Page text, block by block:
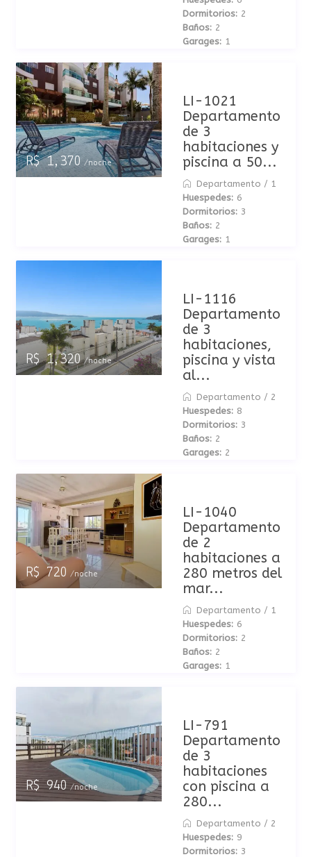
Dormitorios: 2
Baños: 2
Garages: 1
R$ 1,370/noche
LI-1021
Departamento
de 3
habitaciones y
piscina a 50...
Departamento / 1
Huespedes: 6
Dormitorios: 3
Baños: 2
Garages: 1
R$ 1,320/noche
LI-1116
Departamento
de 3
habitaciones,
piscina y vista
al...
Departamento / 2
Huespedes: 8
Dormitorios: 3
Baños: 2
Garages: 2
R$ 720/noche
LI-1040
Departamento
de 2
habitaciones a
280 metros del
mar...
Departamento / 1
Huespedes: 6
Dormitorios: 2
Baños: 2
Garages: 1
R$ 940/noche
LI-791
Departamento
de 3
habitaciones
con piscina a
280...
Departamento / 2
Huespedes: 9
Dormitorios: 3